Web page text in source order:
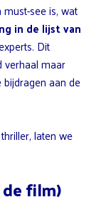
see is, wat
in de lijst van
Dit
verhaal maar
aan de
laten we
film)